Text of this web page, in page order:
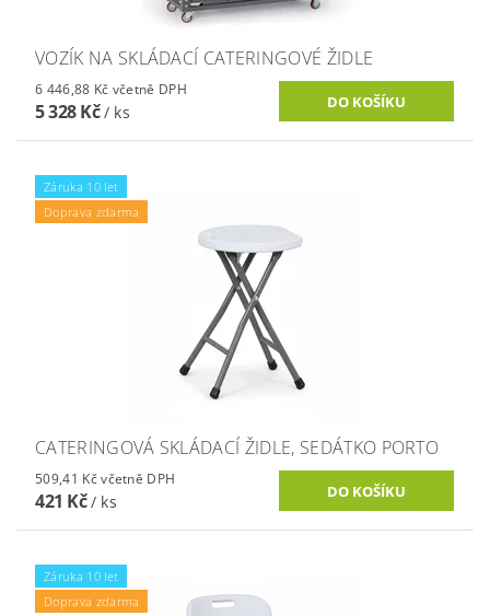
VOZÍK NA SKLÁDACÍ CATERINGOVÉ ŽIDLE
6 446,88 Kč včetně DPH
5 328 Kč/ ks
Záruka 10 let
Doprava zdarma
CATERINGOVÁ SKLÁDACÍ ŽIDLE, SEDÁTKO PORTO
509,41 Kč včetně DPH
421 Kč/ ks
Záruka 10 let
Doprava zdarma